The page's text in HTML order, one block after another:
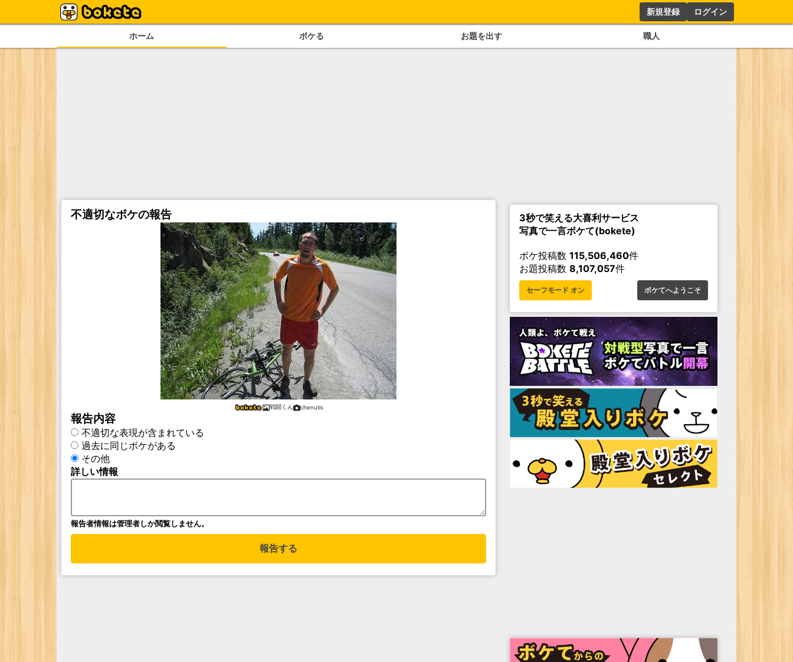
新規登録 ログイン
ホーム ボケる お題を出す 職人
不適切なボケの報告
戦闘くん chenutis
報告内容
不適切な表現が含まれている
過去に同じボケがある
その他
詳しい情報
報告者情報は管理者しか閲覧しません。
報告する
3秒で笑える大喜利サービス
写真で一言ボケて(bokete)
ボケ投稿数 115,506,460件
お題投稿数 8,107,057件
セーフモード オン ボケてへようこそ